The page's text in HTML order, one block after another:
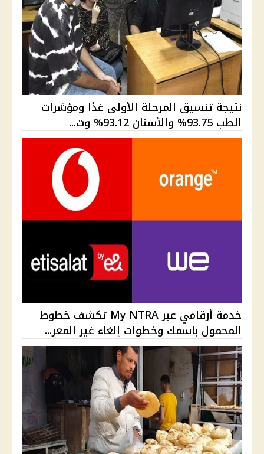
نتيجة تنسيق المرحلة الأولى غدًا ومؤشرات
الطب 93.75% والأسنان 93.12% وت...
خدمة أرقامي عبر My NTRA تكشف خطوط
المحمول باسمك وخطوات إلغاء غير المعر...